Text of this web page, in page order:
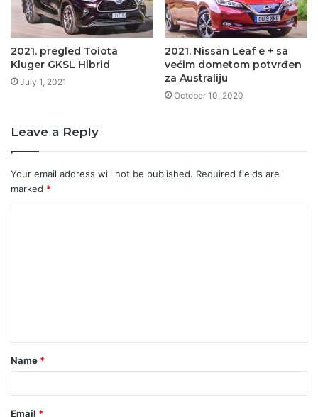
2021. pregled Toiota
Kluger GKSL Hibrid
July 1, 2021
2021. Nissan Leaf e + sa
većim dometom potvrđen
za Australiju
October 10, 2020
Leave a Reply
Your email address will not be published. Required fields are
marked *
t
*
Name *
Email *